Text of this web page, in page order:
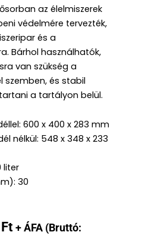
az élelmiszerek
védelmére tervezték,
és a
Bárhol használhatók,
van szükség a
szemben, és stabil
a tartályon belül.
600 x 400 x 283 mm
nélkül: 548 x 348 x 233
liter
30
FtCurrent
+ ÁFA (Bruttó: